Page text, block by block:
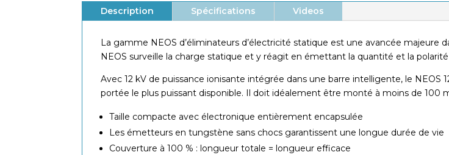
Description Spécifications Videos
La gamme NEOS d’éliminateurs d’électricité statique est une avancée majeure
NEOS surveille la charge statique et y réagit en émettant la quantité et la
Avec 12 kV de puissance ionisante intégrée dans une barre intelligente, le
portée le plus puissant disponible. Il doit idéalement être monté à moins de 100
Taille compacte avec électronique entièrement encapsulée
Les émetteurs en tungstène sans chocs garantissent une longue durée de vie
Couverture à 100 % : longueur totale = longueur efficace